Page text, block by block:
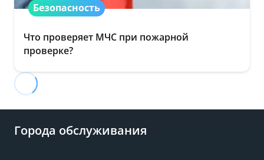
Безопасность
Что проверяет МЧС при пожарной
проверке?
Города обслуживания